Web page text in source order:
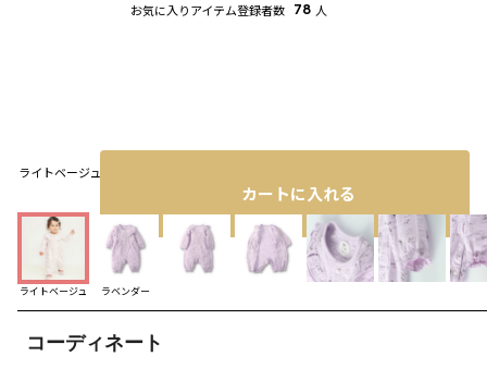
ライトベージュ
ライトベージュ ラベンダー
コーディネート
お気に入りアイテム登録者数 78 人
カートに入れる